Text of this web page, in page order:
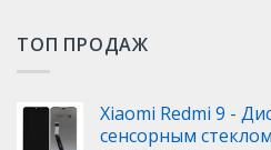
ТОП ПРОДАЖ
Xiaomi Redmi 9 -
сенсорным стеклом